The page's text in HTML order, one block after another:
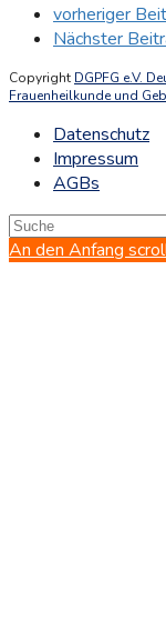
vorheriger
Nächster
Copyright DGPFG e.V.
Frauenheilkunde und
Datenschutz
Impressum
AGBs
An den Anfang